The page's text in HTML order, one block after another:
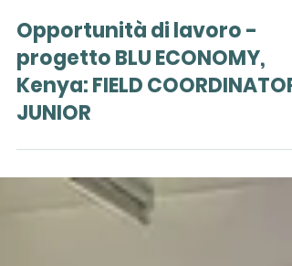
21 lug
Opportunità di lavoro -
progetto BLU ECONOMY,
Kenya: FIELD COORDINATOR
JUNIOR